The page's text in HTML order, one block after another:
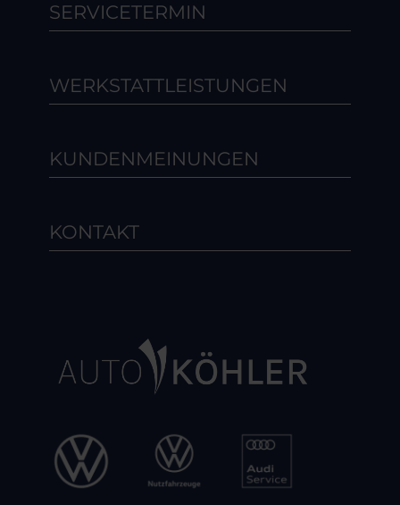
SERVICETERMIN
WERKSTATTLEISTUNGEN
KUNDENMEINUNGEN
KONTAKT